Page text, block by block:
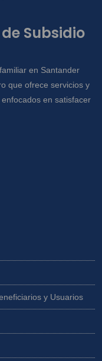
Subsidio
en Santander
que ofrece servicios y
en satisfacer
y Usuarios